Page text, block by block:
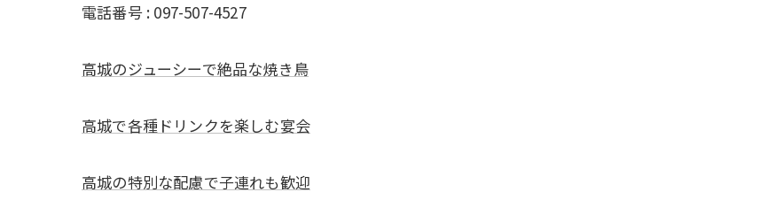
電話番号 : 097-507-4527
高城のジューシーで絶品な焼き鳥
高城で各種ドリンクを楽しむ宴会
高城の特別な配慮で子連れも歓迎